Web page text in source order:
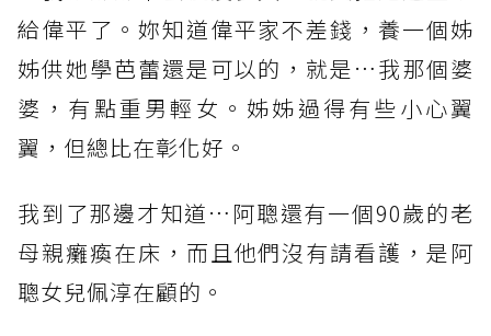
給偉平了。妳知道偉平家不差錢，養一個姊
姊供她學芭蕾還是可以的，就是…我那個婆
婆，有點重男輕女。姊姊過得有些小心翼
翼，但總比在彰化好。
我到了那邊才知道…阿聰還有一個90歲的老
母親癱瘓在床，而且他們沒有請看護，是阿
聰女兒佩淳在顧的。